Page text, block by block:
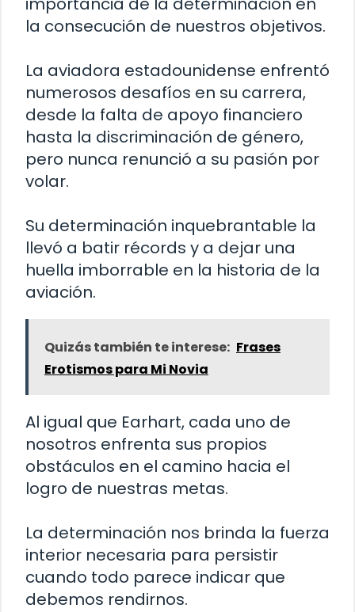
la consecución de nuestros objetivos.
La aviadora estadounidense enfrentó
numerosos desafíos en su carrera,
desde la falta de apoyo financiero
hasta la discriminación de género,
pero nunca renunció a su pasión por
volar.
Su determinación inquebrantable la
llevó a batir récords y a dejar una
huella imborrable en la historia de la
aviación.
Quizás también te interese: Frases
Erotismos para Mi Novia
Al igual que Earhart, cada uno de
nosotros enfrenta sus propios
obstáculos en el camino hacia el
logro de nuestras metas.
La determinación nos brinda la fuerza
interior necesaria para persistir
cuando todo parece indicar que
debemos rendirnos.